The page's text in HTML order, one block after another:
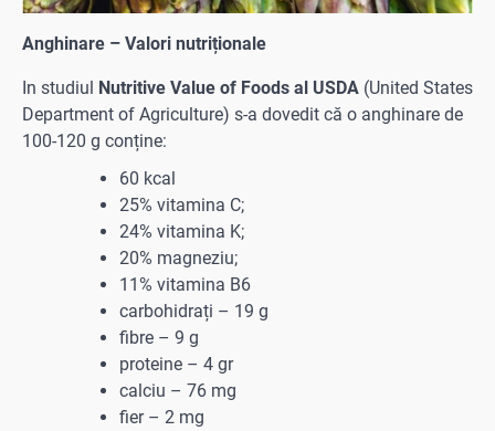
Anghinare – Valori nutriționale
In studiul Nutritive Value of Foods al USDA (United States
Department of Agriculture) s-a dovedit că o anghinare de
100-120 g conține:
60 kcal
25% vitamina C;
24% vitamina K;
20% magneziu;
11% vitamina B6
carbohidrați – 19 g
fibre – 9 g
proteine – 4 gr
calciu – 76 mg
fier – 2 mg